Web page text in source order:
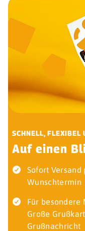
SCHNELL, FLEXIBEL
Auf einen
Sofort Versand
Wunschtermin
Für besondere
Große
Grußnachricht